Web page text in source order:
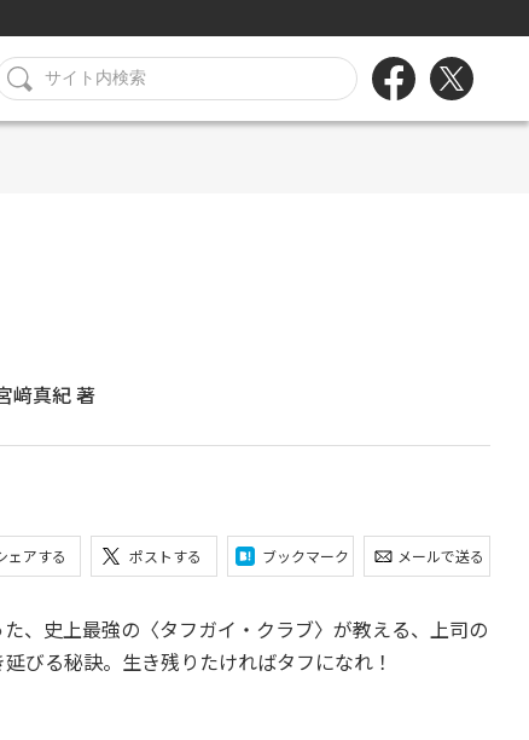
﨑真紀 著
ェアする ポストする ブックマーク メールで送る
、史上最強の〈タフガイ・クラブ〉が教える、上司の
びる秘訣。生き残りたければタフになれ！